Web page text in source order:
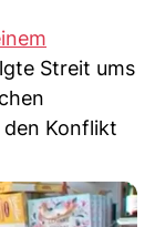
Streit ums
den Konflikt